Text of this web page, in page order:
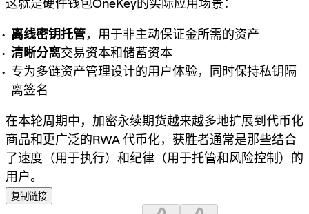
离线密钥托管，用于非主动保证金所需的资产
清晰分离交易资本和储蓄资本
专为多链资产管理设计的用户体验，同时保持私钥隔
离签名
在本轮周期中， 加密永续期货越来越多地扩展到 代币化
商品和更广泛的RWA 代币化，获胜者通常是那些结合
了速度（用于执行）和纪律（用于托管和风险控制）的
用户。
复制链接